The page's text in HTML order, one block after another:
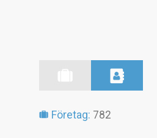
Företag: 782